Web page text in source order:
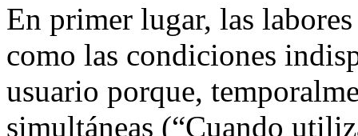
En primer lugar, las
como las condiciones
usuario porque,
simultáneas (“Cuando